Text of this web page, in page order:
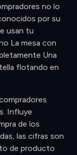
no lo
por su
usan tu
La mesa con
Una
flotando en
Influye
de los
las cifras son
de producto